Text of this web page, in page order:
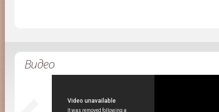
Видео